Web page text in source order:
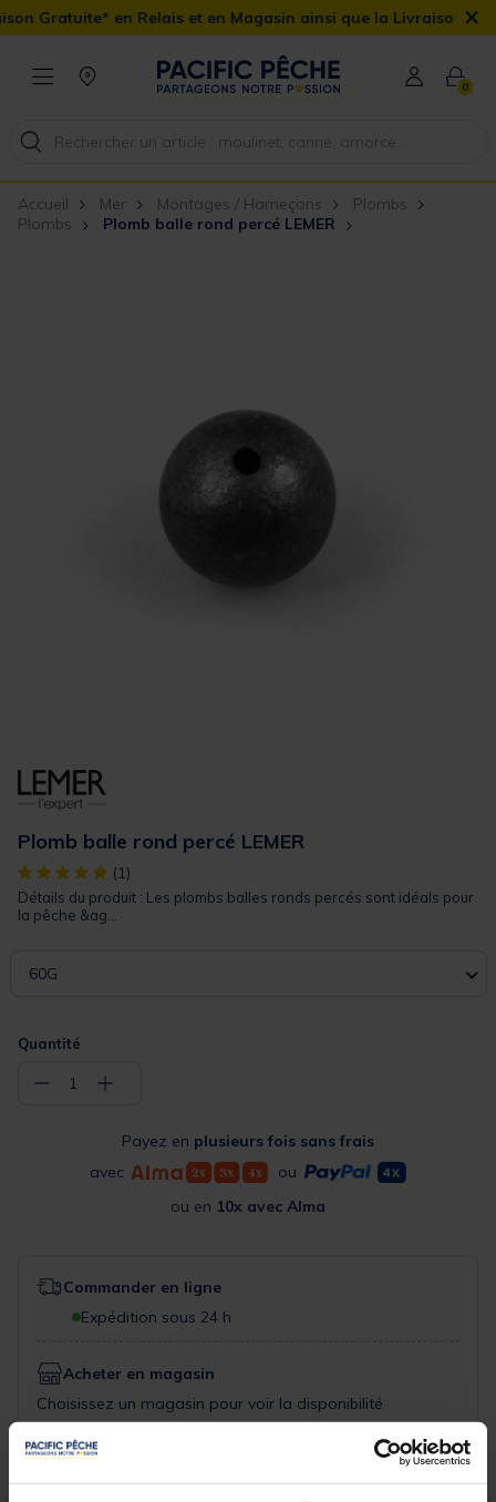
Gratuite* en Relais et en Magasin ainsi que la Livraison ×
0
Accueil Mer Montages / Hameçons
Plombs
Plombs
Plomb balle rond percé LEMER
Plomb balle rond percé LEMER
[object Object] out of 5 Customer Rating
(1)
Détails du produit : Les plombs balles ronds percés sont idéals pour
la pêche &ag...
60G
Quantité
− 1 +
Payez en plusieurs fois sans frais
avec
ou
ou en 10x avec Alma
Commander en ligne
Expédition sous 24 h
Acheter en magasin
Choisissez un magasin pour voir la disponibilité
Rechercher votre magasin